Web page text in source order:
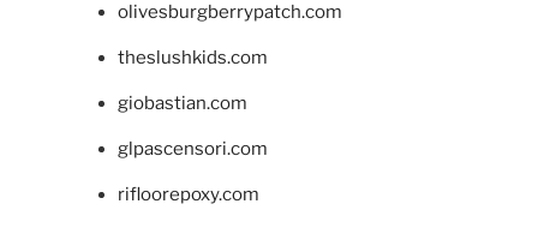
olivesburgberrypatch.com
theslushkids.com
giobastian.com
glpascensori.com
rifloorepoxy.com